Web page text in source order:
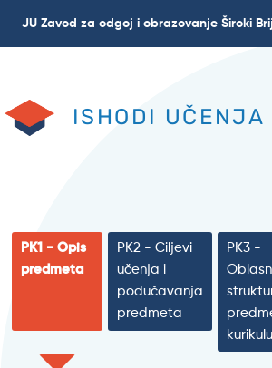
JU Zavod za odgoj i obrazovanje Široki
ISHODI UČENJA
PK1 - Opis
predmeta
PK2 - Ciljevi
učenja i
podučavanja
predmeta
PK3 -